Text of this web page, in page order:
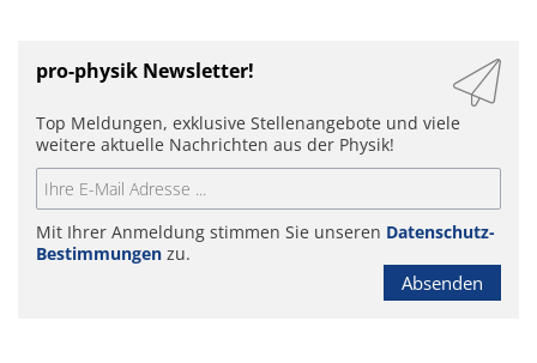
pro-physik Newsletter!
Top Meldungen, exklusive Stellenangebote und viele
weitere aktuelle Nachrichten aus der Physik!
Mit Ihrer Anmeldung stimmen Sie unseren Datenschutz-
Bestimmungen zu.
Absenden